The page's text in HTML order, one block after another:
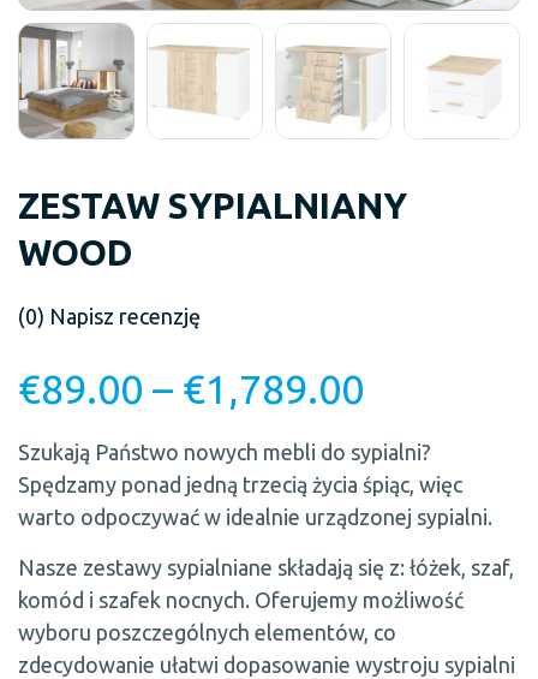
ZESTAW SYPIALNIANY
WOOD
(0) Napisz recenzję
€89.00 – €1,789.00
Szukają Państwo nowych mebli do sypialni?
Spędzamy ponad jedną trzecią życia śpiąc, więc
warto odpoczywać w idealnie urządzonej sypialni.
Nasze zestawy sypialniane składają się z: łóżek, szaf,
komód i szafek nocnych. Oferujemy możliwość
wyboru poszczególnych elementów, co
zdecydowanie ułatwi dopasowanie wystroju sypialni